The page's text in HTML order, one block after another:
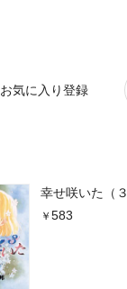
お気に入り登録
幸せ咲いた（３
583